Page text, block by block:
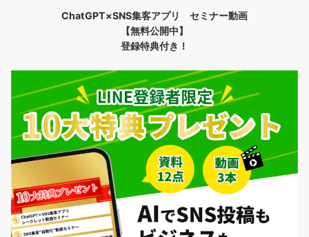
り
ChatGPT×SNS集客アプリ セミナー動画
【無料公開中】
登録特典付き！